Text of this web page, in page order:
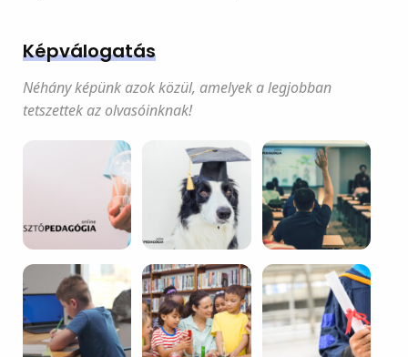
Képválogatás
Néhány képünk azok közül, amelyek a legjobban
tetszettek az olvasóinknak!